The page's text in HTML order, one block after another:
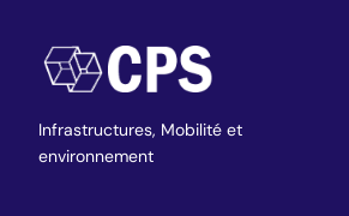
Infrastructures, Mobilité et
environnement